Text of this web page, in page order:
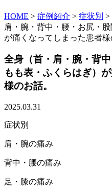
HOME > 症例紹介 > 症状別 >
肩・腕・背中・腰・お尻・
が痛くなってしまった患者様
全身（首・肩・腕・背
もも表・ふくらはぎ）
様のお話。
2025.03.31
症状別
肩・腕の痛み
背中・腰の痛み
足・膝の痛み